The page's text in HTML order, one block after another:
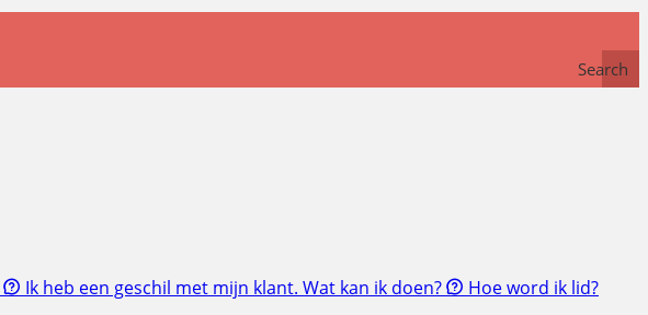
Search
Ik heb een geschil met mijn klant. Wat kan ik doen? Hoe word ik lid?